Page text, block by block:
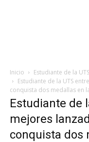
Inicio
Estudiante de la
Estudiante de la UTS
conquista dos medallas en
Estudiante de
mejores
conquista dos